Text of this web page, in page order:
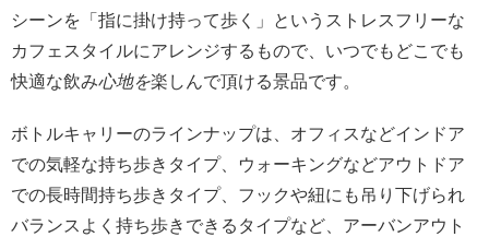
シーンを「指に掛け持って歩く」というストレスフリーな
カフェスタイルにアレンジするもので、いつでもどこでも
快適な飲み心地を楽しんで頂ける景品です。
ボトルキャリーのラインナップは、オフィスなどインドア
での気軽な持ち歩きタイプ、ウォーキングなどアウトドア
での長時間持ち歩きタイプ、フックや紐にも吊り下げられ
バランスよく持ち歩きできるタイプなど、アーバンアウト